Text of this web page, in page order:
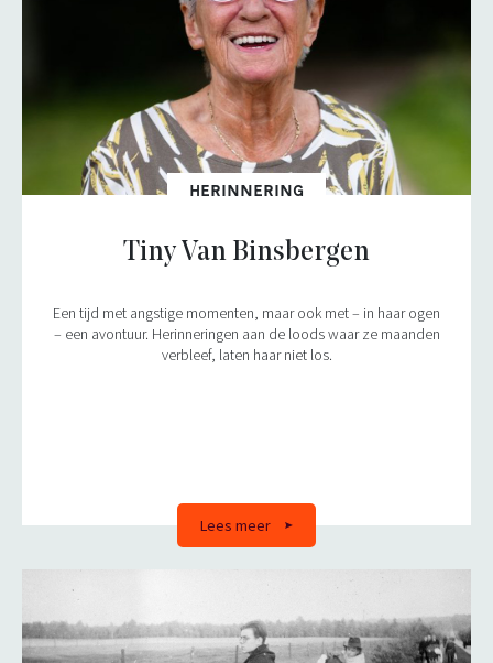
HERINNERING
Tiny Van Binsbergen
Een tijd met angstige momenten, maar ook met – in haar ogen
– een avontuur. Herinneringen aan de loods waar ze maanden
verbleef, laten haar niet los.
Lees meer